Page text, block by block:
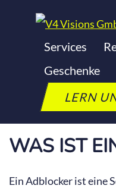
Services
Geschenke
LERN
Letzte Aktualisierung:
WAS IST
Ein Adblocker ist eine